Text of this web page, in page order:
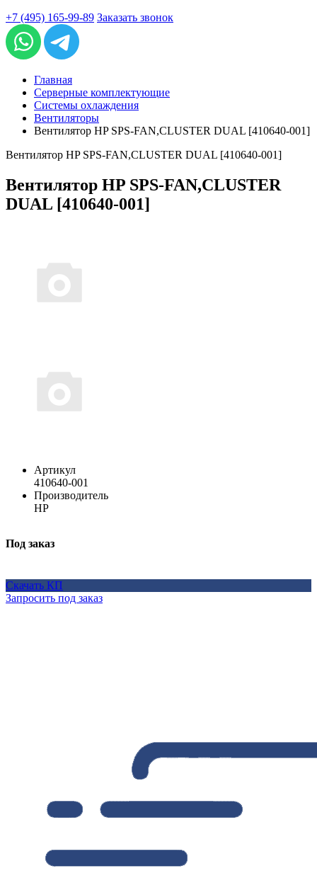
+7 (495) 165-99-89 Заказать звонок
Главная
Серверные комплектующие
Системы охлаждения
Вентиляторы
Вентилятор HP SPS-FAN,CLUSTER DUAL [410640-001]
Вентилятор HP SPS-FAN,CLUSTER DUAL [410640-001]
Вентилятор HP SPS-FAN,CLUSTER
DUAL [410640-001]
Артикул
410640-001
Производитель
HP
Под заказ
Скачать КП
Запросить под заказ